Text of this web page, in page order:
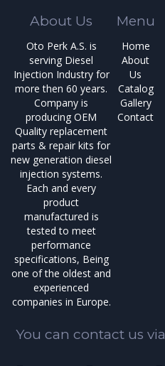
About Us
Oto Perk A.S. is
serving Diesel
Injection Industry for
more then 60 years.
Company is
producing OEM
Quality replacement
parts & repair kits for
new generation diesel
injection systems.
Each and every
product
manufactured is
tested to meet
performance
specifications, Being
one of the oldest and
experienced
companies in Europe.
Menu
Home
About
Us
Catalog
Gallery
Contact
You can contact us via